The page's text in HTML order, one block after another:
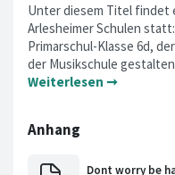
Unter diesem Titel findet
Arlesheimer Schulen
Primarschul-Klasse 6d,
der Musikschule
Weiterlesen ➞